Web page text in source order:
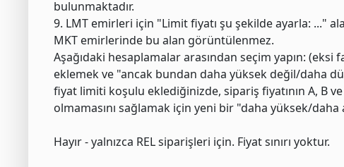
bulunmaktadır.
9. LMT emirleri için "Limit fiyatı şu şekilde ayarla: ..."
MKT emirlerinde bu alan görüntülenmez.
Aşağıdaki hesaplamalar arasından seçim yapın:
eklemek ve "ancak bundan daha yüksek değil/daha
fiyat limiti koşulu eklediğinizde, sipariş fiyatının A, B
olmamasını sağlamak için yeni bir "daha yüksek/daha
Hayır - yalnızca REL siparişleri için. Fiyat sınırı yoktur.